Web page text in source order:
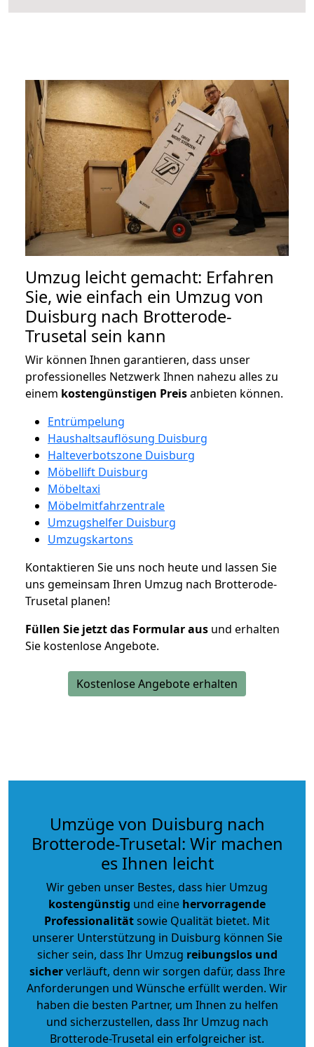
Umzug leicht gemacht: Erfahren
Sie, wie einfach ein Umzug von
Duisburg nach Brotterode-
Trusetal sein kann
Wir können Ihnen garantieren, dass unser
professionelles Netzwerk Ihnen nahezu alles zu
einem kostengünstigen Preisanbieten können.
Entrümpelung
Haushaltsauflösung Duisburg
Halteverbotszone Duisburg
Möbellift Duisburg
Möbeltaxi
Möbelmitfahrzentrale
Umzugshelfer Duisburg
Umzugskartons
Kontaktieren Sie uns noch heute und lassen Sie
uns gemeinsam Ihren Umzug nach Brotterode-
Trusetal planen!
Füllen Sie jetzt das Formular aus und erhalten
Sie kostenlose Angebote.
Kostenlose Angebote erhalten
Umzüge von Duisburg nach
Brotterode-Trusetal: Wir machen
es Ihnen leicht
Wir geben unser Bestes, dass hier Umzug
kostengünstig und eine hervorragende
Professionalitätsowie Qualität bietet. Mit
unserer Unterstützung in Duisburg können Sie
sicher sein, dass Ihr Umzug reibungslos und
sicherverläuft, denn wir sorgen dafür, dass Ihre
Anforderungen und Wünsche erfüllt werden. Wir
haben die besten Partner, um Ihnen zu helfen
und sicherzustellen, dass Ihr Umzug nach
Brotterode-Trusetal ein erfolgreicher ist.